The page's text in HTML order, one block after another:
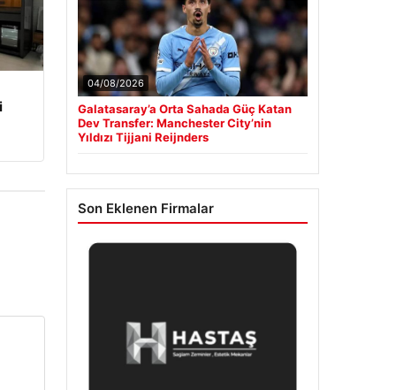
04/08/2026
Galatasaray’a Orta Sahada Güç Katan
Dev Transfer: Manchester City’nin
Yıldızı Tijjani Reijnders
Son Eklenen Firmalar